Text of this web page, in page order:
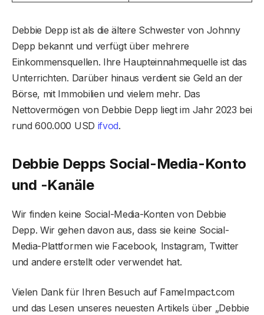
Debbie Depp ist als die ältere Schwester von Johnny
Depp bekannt und verfügt über mehrere
Einkommensquellen. Ihre Haupteinnahmequelle ist das
Unterrichten. Darüber hinaus verdient sie Geld an der
Börse, mit Immobilien und vielem mehr. Das
Nettovermögen von Debbie Depp liegt im Jahr 2023 bei
rund 600.000 USD ifvod.
Debbie Depps Social-Media-Konto
und -Kanäle
Wir finden keine Social-Media-Konten von Debbie
Depp. Wir gehen davon aus, dass sie keine Social-
Media-Plattformen wie Facebook, Instagram, Twitter
und andere erstellt oder verwendet hat.
Vielen Dank für Ihren Besuch auf FameImpact.com
und das Lesen unseres neuesten Artikels über „Debbie